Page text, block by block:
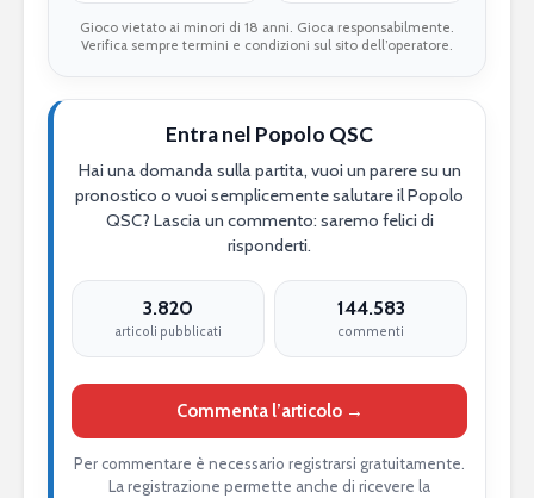
Gioco vietato ai minori di 18 anni. Gioca responsabilmente.
Verifica sempre termini e condizioni sul sito dell’operatore.
Entra nel Popolo QSC
Hai una domanda sulla partita, vuoi un parere su un
pronostico o vuoi semplicemente salutare il Popolo
QSC? Lascia un commento: saremo felici di
risponderti.
3.820
articoli pubblicati
144.583
commenti
Commenta l’articolo →
Per commentare è necessario registrarsi gratuitamente.
La registrazione permette anche di ricevere la